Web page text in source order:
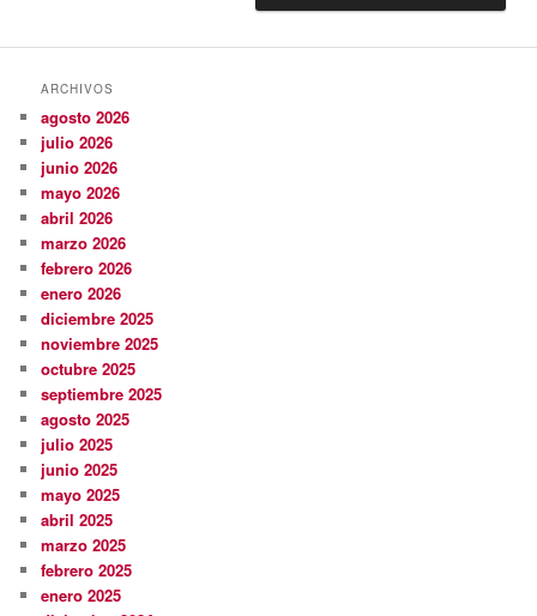
ARCHIVOS
agosto 2026
julio 2026
junio 2026
mayo 2026
abril 2026
marzo 2026
febrero 2026
enero 2026
diciembre 2025
noviembre 2025
octubre 2025
septiembre 2025
agosto 2025
julio 2025
junio 2025
mayo 2025
abril 2025
marzo 2025
febrero 2025
enero 2025